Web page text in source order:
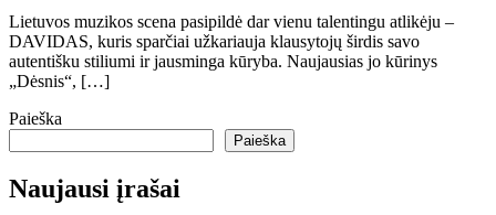
Lietuvos muzikos scena pasipildė dar vienu talentingu atlikėju –
DAVIDAS, kuris sparčiai užkariauja klausytojų širdis savo
autentišku stiliumi ir jausminga kūryba. Naujausias jo kūrinys
„Dėsnis“, […]
Paieška
Paieška
Naujausi įrašai